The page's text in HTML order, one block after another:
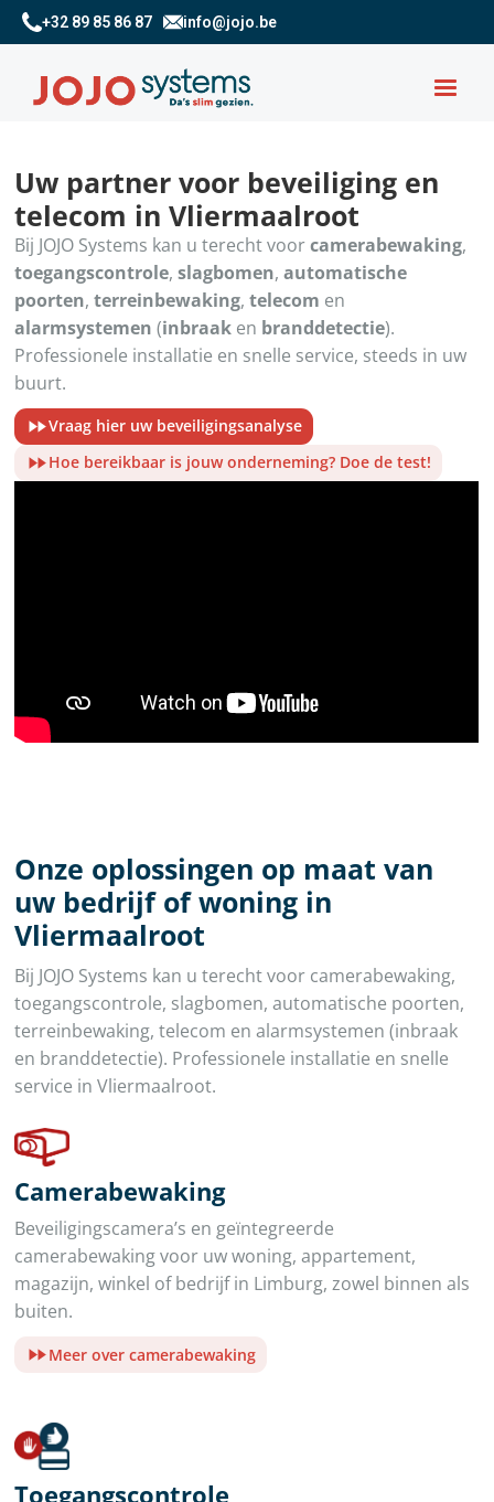
+32 89 85 86 87 info@jojo.be
Uw partner voor beveiliging en
telecom in Vliermaalroot
Bij JOJO Systems kan u terecht voorcamerabewaking,
toegangscontrole,slagbomen,automatische
poorten,terreinbewaking,telecom en
alarmsystemen (inbraak en branddetectie).
Professionele installatie en snelle service, steeds in uw
buurt.
Vraag hier uw beveiligingsanalyse
Hoe bereikbaar is jouw onderneming? Doe de test!
Onze oplossingen op maat van
uw bedrijf of woning in
Vliermaalroot
Bij JOJO Systems kan u terecht voor camerabewaking,
toegangscontrole, slagbomen, automatische poorten,
terreinbewaking, telecom en alarmsystemen (inbraak
en branddetectie). Professionele installatie en snelle
service in Vliermaalroot.
Camerabewaking
Beveiligingscamera’s en geïntegreerde
camerabewaking voor uw woning, appartement,
magazijn, winkel of bedrijf in Limburg, zowel binnen als
buiten.
Meer over camerabewaking
Toegangscontrole